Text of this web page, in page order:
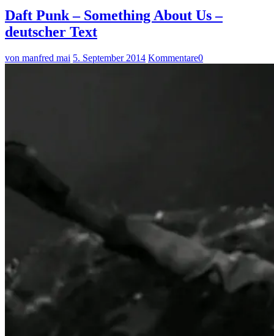
Daft Punk – Something About Us –
deutscher Text
von manfred mai 5. September 2014 Kommentare0